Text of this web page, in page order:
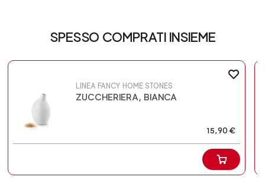
SPESSO COMPRATI INSIEME
LINEA FANCY HOME STONES
ZUCCHERIERA, BIANCA
15,90 €